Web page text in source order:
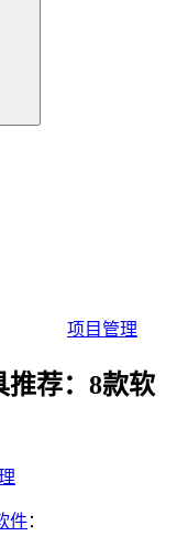
项目管理
推荐：8款软
件：